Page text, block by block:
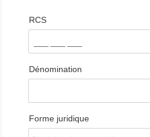
RCS
Dénomination
Forme juridique